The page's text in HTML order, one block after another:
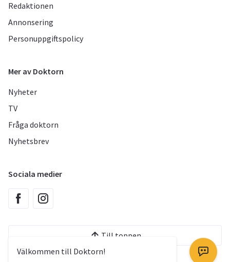
Välkommen till Doktorn!
Redaktionen
Annonsering
Personuppgiftspolicy
Mer av Doktorn
Nyheter
TV
Fråga doktorn
Nyhetsbrev
Sociala medier
Till toppen